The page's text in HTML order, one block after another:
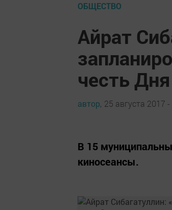
ОБЩЕСТВО
Айрат
честь
автор, 25 августа 2017 -
В 15
киносеансы.